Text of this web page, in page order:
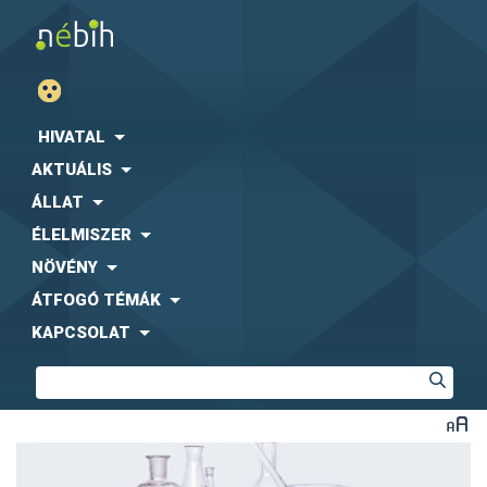
HIVATAL
AKTUÁLIS
ÁLLAT
ÉLELMISZER
NÖVÉNY
ÁTFOGÓ TÉMÁK
KAPCSOLAT